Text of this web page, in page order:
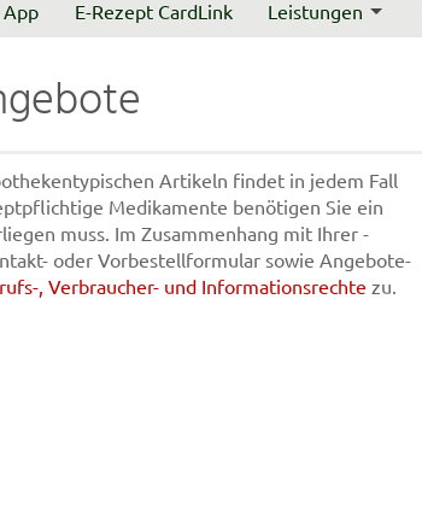
App E-Rezept CardLink Leistungen
Artikeln findet in jedem Fall
Medikamente benötigen Sie ein
muss. Im Zusammenhang mit Ihrer -
oder Vorbestellformular sowie Angebote-
, Verbraucher- und Informationsrechte zu.